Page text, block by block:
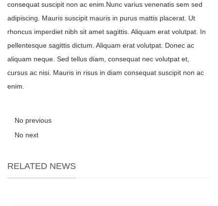
consequat suscipit non ac enim.Nunc varius venenatis sem sed
adipiscing. Mauris suscipit mauris in purus mattis placerat. Ut
rhoncus imperdiet nibh sit amet sagittis. Aliquam erat volutpat. In
pellentesque sagittis dictum. Aliquam erat volutpat. Donec ac
aliquam neque. Sed tellus diam, consequat nec volutpat et,
cursus ac nisi. Mauris in risus in diam consequat suscipit non ac
enim.
No previous
No next
RELATED NEWS